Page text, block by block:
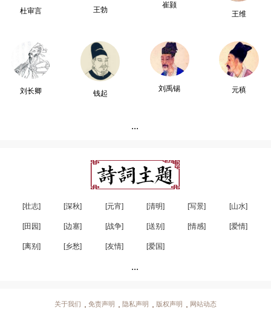
杜审言 王勃
崔颢
王维
刘长卿 钱起
刘禹锡 元稹
...
[壮志] [深秋] [元宵] [清明] [写景] [山水]
[田园] [边塞] [战争] [送别] [情感] [爱情]
[离别] [乡愁] [友情] [爱国]
...
关于我们 免责声明 隐私声明 版权声明 网站动态